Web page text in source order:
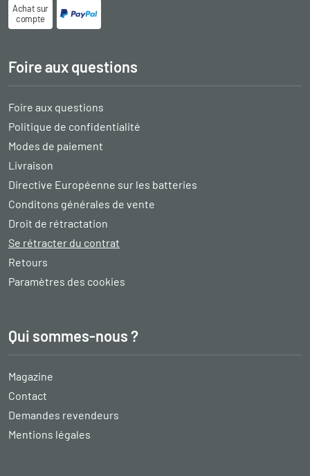
Achat sur
compte
Foire aux questions
Foire aux questions
Politique de confidentialité
Modes de paiement
Livraison
Directive Européenne sur les batteries
Conditons générales de vente
Droit de rétractation
Se rétracter du contrat
Retours
Paramètres des cookies
Qui sommes-nous ?
Magazine
Contact
Demandes revendeurs
Mentions légales